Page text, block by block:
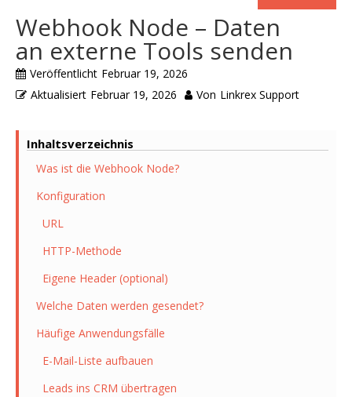
Webhook Node – Daten
an externe Tools senden
Veröffentlicht Februar 19, 2026
Aktualisiert Februar 19, 2026 Von Linkrex Support
Inhaltsverzeichnis
Was ist die Webhook Node?
Konfiguration
URL
HTTP-Methode
Eigene Header (optional)
Welche Daten werden gesendet?
Häufige Anwendungsfälle
E-Mail-Liste aufbauen
Leads ins CRM übertragen